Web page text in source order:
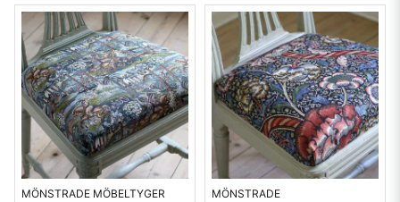
MÖNSTRADE MÖBELTYGER MÖNSTRADE